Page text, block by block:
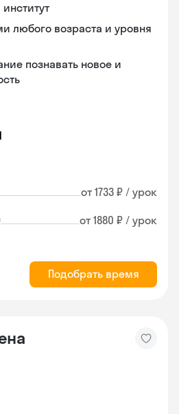
любого возраста и уровня
познавать новое и
от 1733 ₽ / урок
от 1880 ₽ / урок
Подобрать время